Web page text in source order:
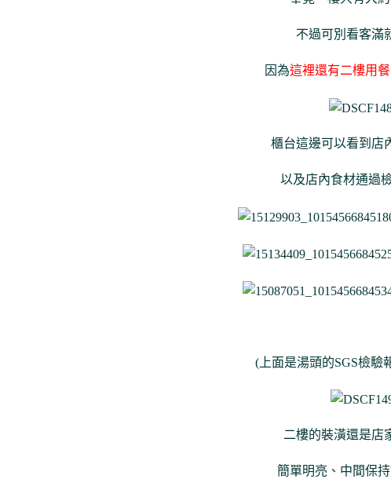
不過可別看客滿
因為這裡還有二樓用
櫃台這邊可以看到店
以及店內食材通過
(上面是湯頭的SGS檢驗
二樓的裝潢還是店
簡單明亮、中間保